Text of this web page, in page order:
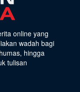
online yang
wadah bagi
hingga
tulisan